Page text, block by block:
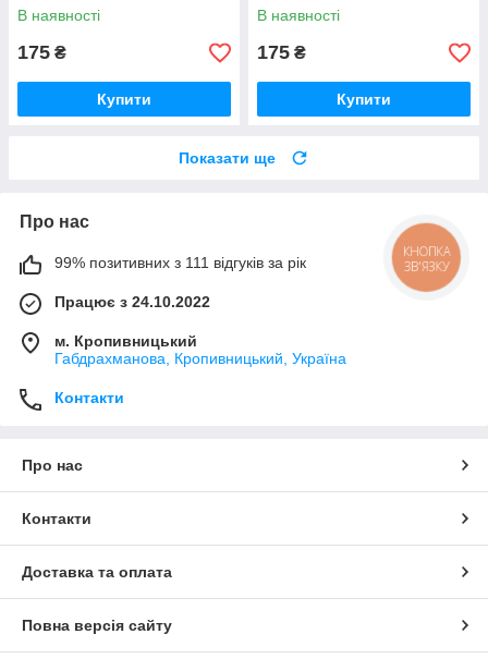
В наявності
175 ₴
Купити
В наявності
175 ₴
Купити
Показати ще
Про нас
99% позитивних з 111 відгуків за рік
Працює з 24.10.2022
м. Кропивницький
Габдрахманова, Кропивницький, Україна
Контакти
Про нас
Контакти
Доставка та оплата
Повна версія сайту
КНОПКА
ЗВ'ЯЗКУ